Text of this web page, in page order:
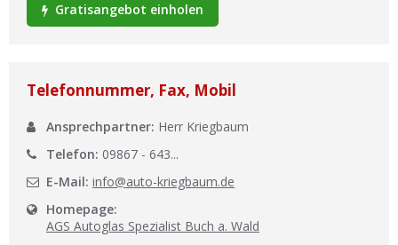
Kostenlos eintragen
Gratisangebot einholen
Telefonnummer, Fax, Mobil
Ansprechpartner: Herr Kriegbaum
Telefon: 09867 - 643...
E-Mail: info@auto-kriegbaum.de
Homepage:
AGS Autoglas Spezialist Buch a. Wald